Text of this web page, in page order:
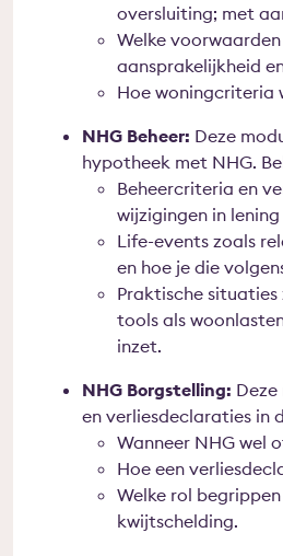
oversluiting; met
Welke
aansprakelijkheid
Hoe woningcriteria
NHG Beheer: Deze
hypotheek met NHG.
Beheercriteria en
wijzigingen in
Life-events zoals
en hoe je die
Praktische
tools als
inzet.
NHG Borgstelling:
en verliesdeclaraties in
Wanneer NHG wel
Hoe een
Welke rol
kwijtschelding.